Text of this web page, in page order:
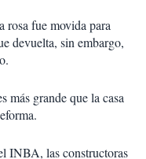
rosa fue movida para
devuelta, sin embargo,
más grande que la casa
INBA, las constructoras